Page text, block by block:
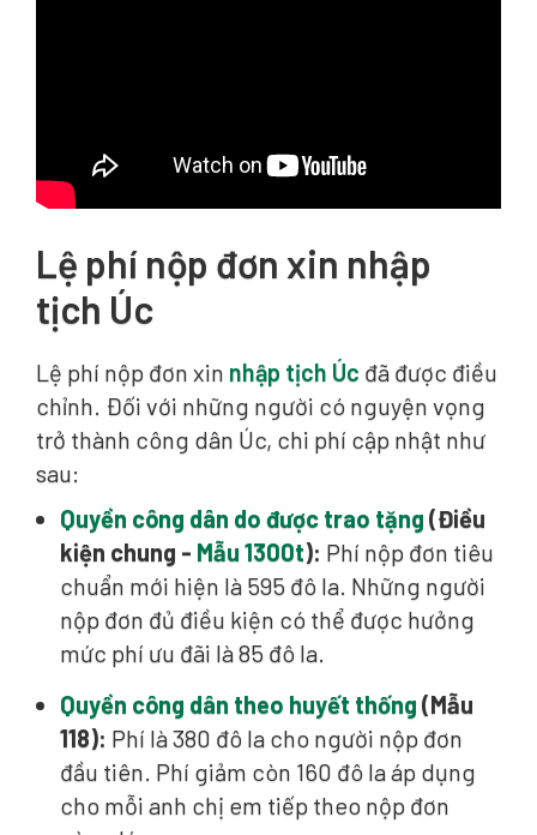
Lệ phí nộp đơn xin nhập
tịch Úc
Lệ phí nộp đơn xin nhập tịch Úc đã được điều
chỉnh. Đối với những người có nguyện vọng
trở thành công dân Úc, chi phí cập nhật như
sau:
Quyền công dân do được trao tặng (Điều
kiện chung - Mẫu 1300t): Phí nộp đơn tiêu
chuẩn mới hiện là 595 đô la. Những người
nộp đơn đủ điều kiện có thể được hưởng
mức phí ưu đãi là 85 đô la.
Quyền công dân theo huyết thống (Mẫu
118): Phí là 380 đô la cho người nộp đơn
đầu tiên. Phí giảm còn 160 đô la áp dụng
cho mỗi anh chị em tiếp theo nộp đơn